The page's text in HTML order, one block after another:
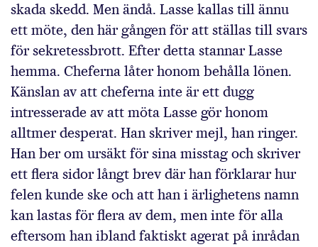
skada skedd. Men ändå. Lasse kallas till ännu
ett möte, den här gången för att ställas till svars
för sekretessbrott. Efter detta stannar Lasse
hemma. Cheferna låter honom behålla lönen.
Känslan av att cheferna inte är ett dugg
intresserade av att möta Lasse gör honom
alltmer desperat. Han skriver mejl, han ringer.
Han ber om ursäkt för sina misstag och skriver
ett flera sidor långt brev där han förklarar hur
felen kunde ske och att han i ärlighetens namn
kan lastas för flera av dem, men inte för alla
eftersom han ibland faktiskt agerat på inrådan